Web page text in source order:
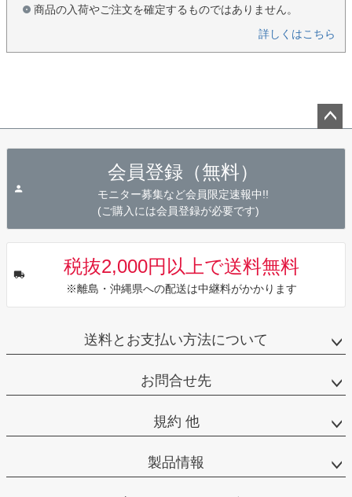
商品の入荷やご注文を確定するものではありません。
詳しくはこちら
会員登録（無料）
モニター募集など会員限定速報中!!
(ご購入には会員登録が必要です)
税抜2,000円以上で送料無料
※離島・沖縄県への配送は中継料がかかります
送料とお支払い方法について
お問合せ先
規約 他
製品情報